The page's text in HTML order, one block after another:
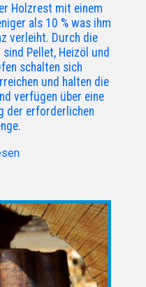
Holzrest mit einem
als 10 % was ihm
verleiht. Durch die
Pellet, Heizöl und
schalten sich
und halten die
verfügen über eine
der erforderlichen